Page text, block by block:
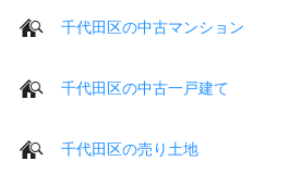
千代田区の中古マンション
千代田区の中古一戸建て
千代田区の売り土地